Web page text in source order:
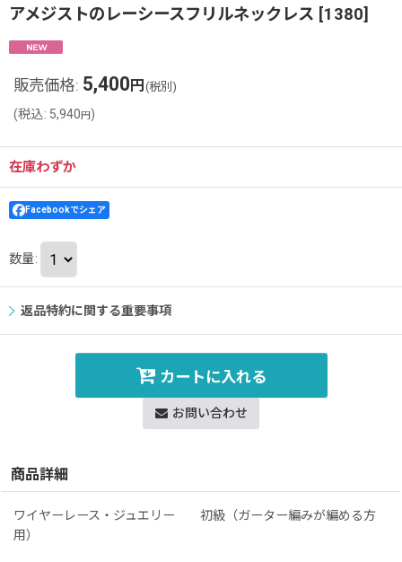
アメジストのレーシースフリルネックレス [1380]
販売価格: 5,400 円 (税別)
(税込: 5,940 円 )
在庫わずか
Facebookでシェア
数量:
返品特約に関する重要事項
カートに入れる
お問い合わせ
商品詳細
ワイヤーレース・ジュエリー 初級（ガーター編みが編める方
用）